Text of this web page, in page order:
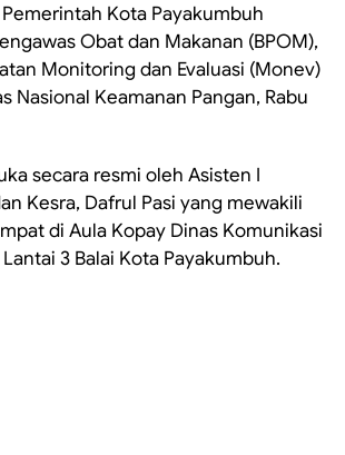
Kota Payakumbuh
Obat dan Makanan (BPOM),
Monitoring dan Evaluasi (Monev)
Nasional Keamanan Pangan, Rabu
secara resmi oleh Asisten I
Kesra, Dafrul Pasi yang mewakili
di Aula Kopay Dinas Komunikasi
3 Balai Kota Payakumbuh.